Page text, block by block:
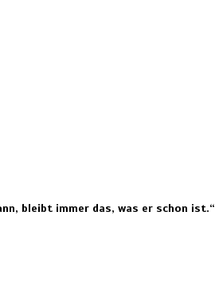
bleibt immer das, was er schon ist.“